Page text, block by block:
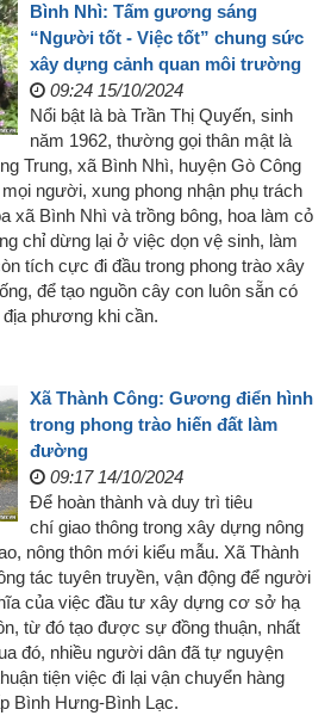
Bình Nhì: Tấm gương sáng
“Người tốt - Việc tốt” chung sức
xây dựng cảnh quan môi trường
09:24 15/10/2024
Nổi bật là bà Trần Thị Quyến, sinh
năm 1962, thường gọi thân mật là
Trung, xã Bình Nhì, huyện Gò Công
người, xung phong nhận phụ trách
xã Bình Nhì và trồng bông, hoa làm cỏ
chỉ dừng lại ở việc dọn vệ sinh, làm
tích cực đi đầu trong phong trào xây
để tạo nguồn cây con luôn sẵn có
phương khi cần.
Xã Thành Công: Gương điển hình
trong phong trào hiến đất làm
đường
09:17 14/10/2024
Để hoàn thành và duy trì tiêu
chí giao thông trong xây dựng nông
nông thôn mới kiểu mẫu. Xã Thành
tác tuyên truyền, vận động để người
của việc đầu tư xây dựng cơ sở hạ
từ đó tạo được sự đồng thuận, nhất
đó, nhiều người dân đã tự nguyện
tiện việc đi lại vận chuyển hàng
Bình Hưng-Bình Lạc.